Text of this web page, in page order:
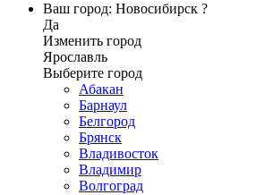
Ваш город: Новосибирск ?
Да
Изменить город
Ярославль
Выберите город
Абакан
Барнаул
Белгород
Брянск
Владивосток
Владимир
Волгоград